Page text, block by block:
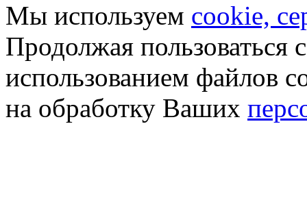
Мы используем cookie,
Продолжая пользоваться
использованием файлов
на обработку Ваших